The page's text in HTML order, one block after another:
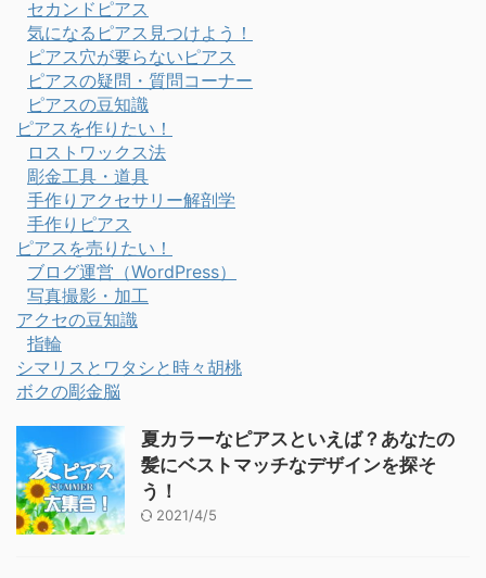
セカンドピアス
気になるピアス見つけよう！
ピアス穴が要らないピアス
ピアスの疑問・質問コーナー
ピアスの豆知識
ピアスを作りたい！
ロストワックス法
彫金工具・道具
手作りアクセサリー解剖学
手作りピアス
ピアスを売りたい！
ブログ運営（WordPress）
写真撮影・加工
アクセの豆知識
指輪
シマリスとワタシと時々胡桃
ボクの彫金脳
夏カラーなピアスといえば？あなたの
髪にベストマッチなデザインを探そ
う！
2021/4/5